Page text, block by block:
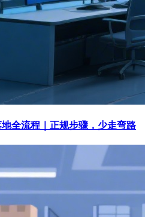
全流程｜正规步骤，少走弯路